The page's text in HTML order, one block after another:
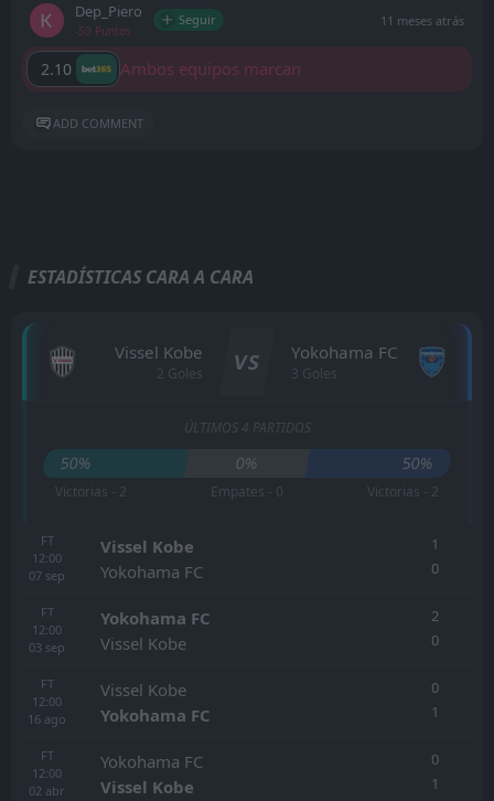
Dep_Piero
-50 Puntos
Seguir 11 meses atrás
2.10 Ambos equipos marcan
ADD COMMENT
ESTADÍSTICAS CARA A CARA
Vissel Kobe
2 Goles VS Yokohama FC
3 Goles
ÚLTIMOS 4 PARTIDOS
50% 0% 50%
Victorias - 2 Empates - 0 Victorias - 2
FT
12:00
07 sep
Vissel Kobe
Yokohama FC
1
0
FT
12:00
03 sep
Yokohama FC
Vissel Kobe
2
0
FT
12:00
16 ago
Vissel Kobe
Yokohama FC
0
1
FT
12:00
02 abr
Yokohama FC
Vissel Kobe
0
1